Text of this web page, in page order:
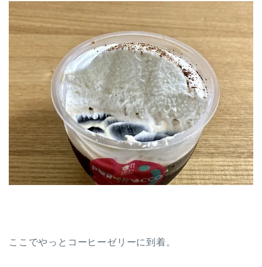
ここでやっとコーヒーゼリーに到着。